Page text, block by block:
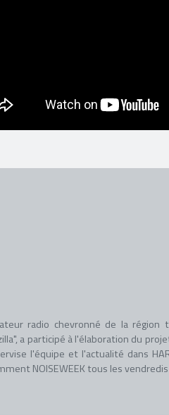
radio chevronné de la région
a participé à l'élaboration du
l'équipe et l'actualité dans
NOISEWEEK tous les